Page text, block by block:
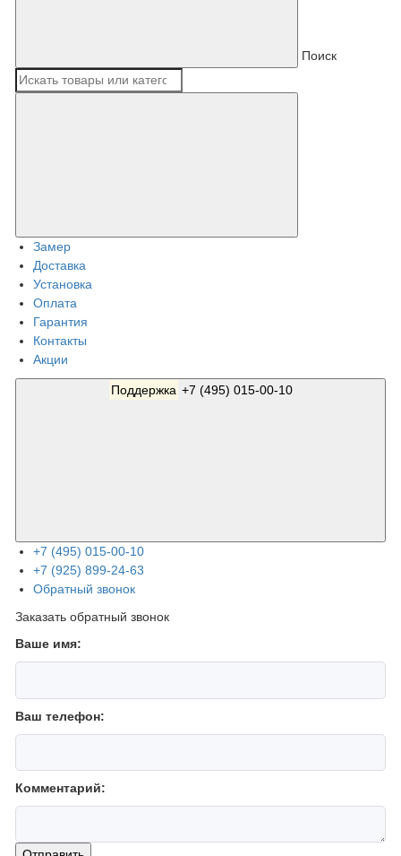
Поиск
Замер
Доставка
Установка
Оплата
Гарантия
Контакты
Акции
Поддержка +7 (495) 015-00-10
+7 (495) 015-00-10
+7 (925) 899-24-63
Обратный звонок
Заказать обратный звонок
Ваше имя:
Ваш телефон:
Комментарий: